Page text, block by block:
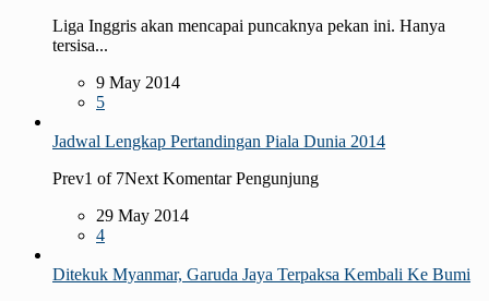
Liga Inggris akan mencapai puncaknya pekan ini. Hanya
tersisa...
9 May 2014
5
Jadwal Lengkap Pertandingan Piala Dunia 2014
Prev1 of 7Next Komentar Pengunjung
29 May 2014
4
Ditekuk Myanmar, Garuda Jaya Terpaksa Kembali Ke Bumi